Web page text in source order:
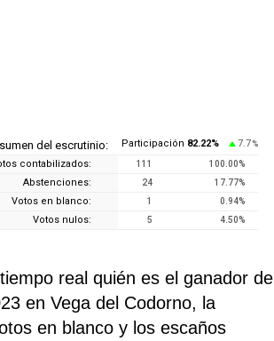
del escrutinio: Participación 82.22% 7.7 %
contabilizados: 111 100.00%
Abstenciones: 24 17.77%
Votos en blanco: 1 0.94%
Votos nulos: 5 4.50%
real quién es el ganador de
en Vega del Codorno, la
en blanco y los escaños